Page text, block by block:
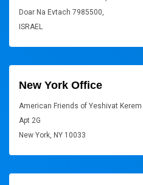
Doar Na Evtach 7985500,
ISRAEL
New York Office
American Friends of Yeshivat
Apt 2G
New York, NY 10033